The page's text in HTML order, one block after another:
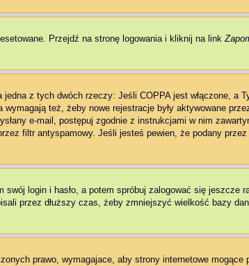
Przejdź na stronę logowania i kliknij na link
z tych dwóch rzeczy: Jeśli COPPA jest włączone, a
też, żeby nowe rejestracje były aktywowane
e-mail, postępuj zgodnie z instrukcjami w nim
filtr antyspamowy. Jeśli jesteś pewien, że podany
login i hasło, a potem spróbuj zalogować się jeszcze
przez dłuższy czas, żeby zmniejszyć wielkość bazy
prawo, wymagajace, aby strony internetowe